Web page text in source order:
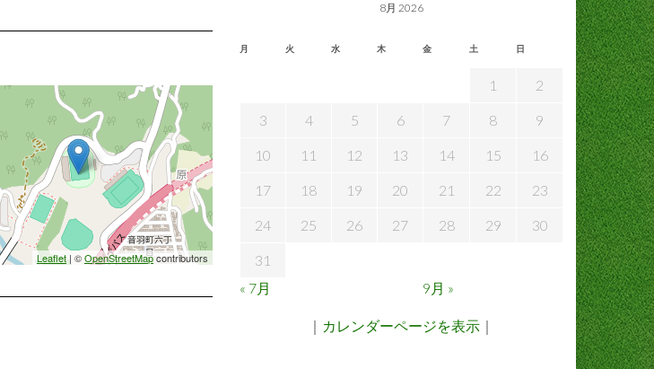
Leaflet | ©OpenStreetMapcontributors
8月 2026
月 火 水 木 金 土 日
1 2
3 4 5 6 7 8 9
10 11 12 13 14 15 16
17 18 19 20 21 22 23
24 25 26 27 28 29 30
31
« 7月
9月 »
｜ カレンダーページを表示 ｜